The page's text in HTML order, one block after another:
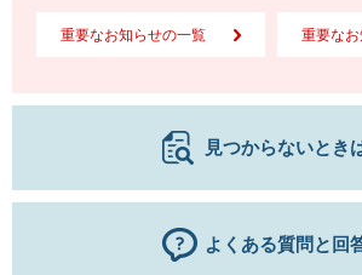
重要なお知らせの一覧 重要な
見つからないとき
よくある質問と回